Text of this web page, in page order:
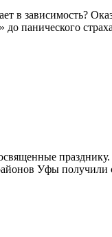
в зависимость?
Уфы